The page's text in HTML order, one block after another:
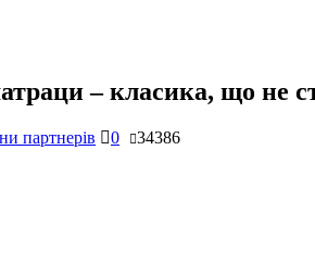
– класика, що не
партнерів 0 34386